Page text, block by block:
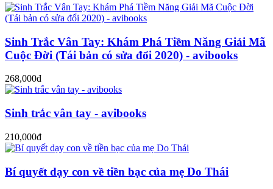
Sinh Trắc Vân Tay: Khám Phá Tiềm Năng Giải Mã
Cuộc Đời (Tái bản có sửa đổi 2020) - avibooks
268,000đ
Sinh trắc vân tay - avibooks
210,000đ
Bí quyết dạy con về tiền bạc của mẹ Do Thái